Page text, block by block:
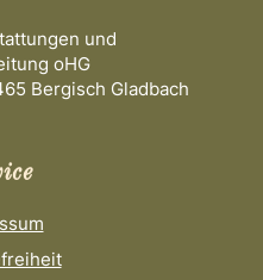
und
oHG
Bergisch Gladbach